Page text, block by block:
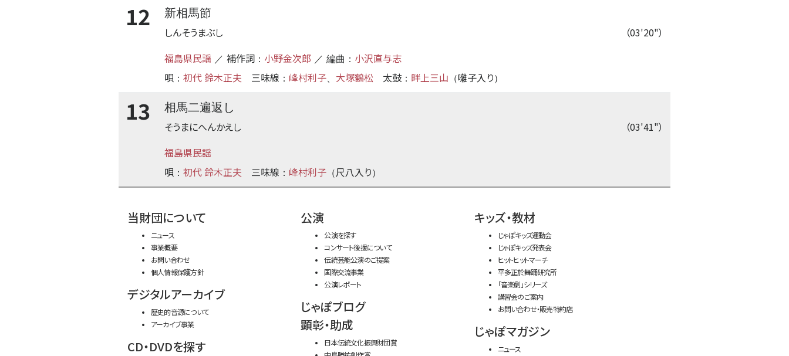
12
新相馬節
（03'20"）
しんそうまぶし
福島県民謡 ／ 補作詞 ： 小野金次郎 ／ 編曲： 小沢直与志
唄 ： 初代 鈴木正夫 三味線 ： 峰村利子、 大塚鶴松 太鼓 ： 畔上三山 （囃子入り）
13
相馬二遍返し
（03'41"）
そうまにへんかえし
福島県民謡
唄 ： 初代 鈴木正夫 三味線 ： 峰村利子 （尺八入り）
当財団について
ニュース
事業概要
お問い合わせ
個人情報保護方針
デジタルアーカイブ
歴史的音源について
アーカイブ事業
CD・DVDを探す
公演
公演を探す
コンサート後援について
伝統芸能公演のご提案
国際交流事業
公演レポート
じゃぽブログ
顕彰・助成
日本伝統文化振興財団賞
キッズ・教材
じゃぽキッズ運動会
じゃぽキッズ発表会
ヒットヒットマーチ
平多正於舞踊研究所
「音楽劇」シリーズ
講習会のご案内
お問い合わせ・販売特約店
じゃぽマガジン
ニュース